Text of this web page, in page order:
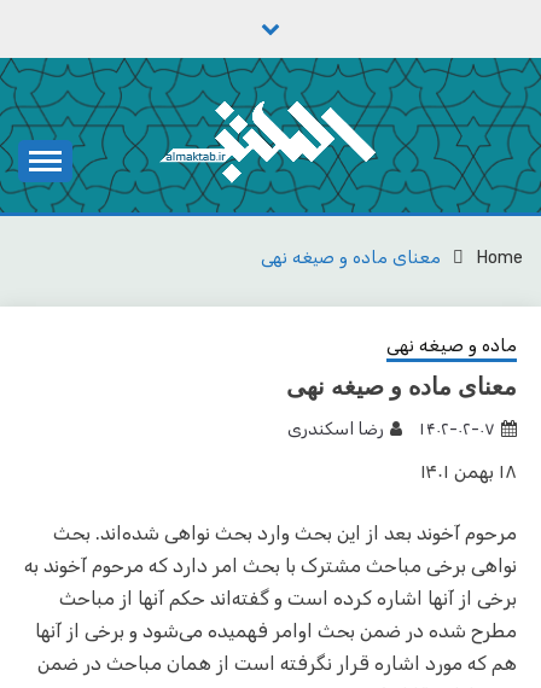
content
مکتب
یادداشت‌های رضا اسکندری
Home معنای ماده و صیغه نهی
ماده و صیغه نهی
معنای ماده و صیغه نهی
۱۴۰۲-۰۲-۰۷ رضا اسکندری
۱۸ بهمن ۱۴۰۱
مرحوم آخوند بعد از این بحث وارد بحث نواهی شده‌اند. بحث
نواهی برخی مباحث مشترک با بحث امر دارد که مرحوم آخوند به
برخی از آنها اشاره کرده است و گفته‌اند حکم آنها از مباحث
مطرح شده در ضمن بحث اوامر فهمیده می‌شود و برخی از آنها
هم که مورد اشاره قرار نگرفته است از همان مباحث در ضمن